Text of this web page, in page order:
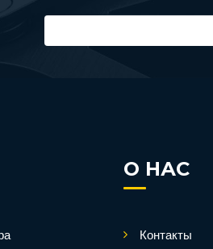
О НАС
Контакты